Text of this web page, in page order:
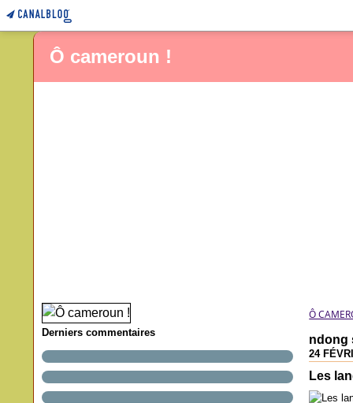
Ô cameroun !
Derniers commentaires
Ô
ndong
24
Les